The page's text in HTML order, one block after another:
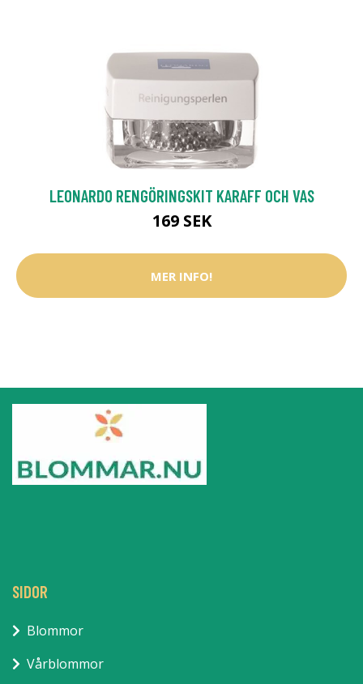
LEONARDO RENGÖRINGSKIT KARAFF OCH VAS
169 SEK
MER INFO!
SIDOR
Blommor
Vårblommor